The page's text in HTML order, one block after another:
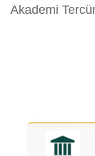
Akademi